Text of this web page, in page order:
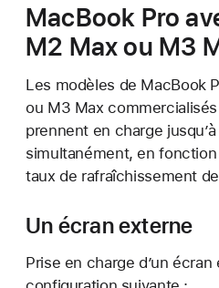
MacBook Pro
M2 Max ou M3
Les modèles de MacBook
ou M3 Max
prennent en charge
simultanément, en
taux de rafraîchissement
Un écran externe
Prise en charge d’un